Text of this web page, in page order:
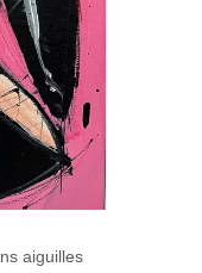
aiguilles